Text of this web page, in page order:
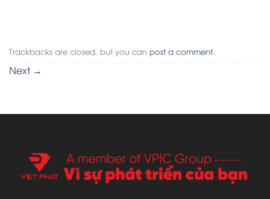
Trackbacks are closed, but you can post a comment.
Next →